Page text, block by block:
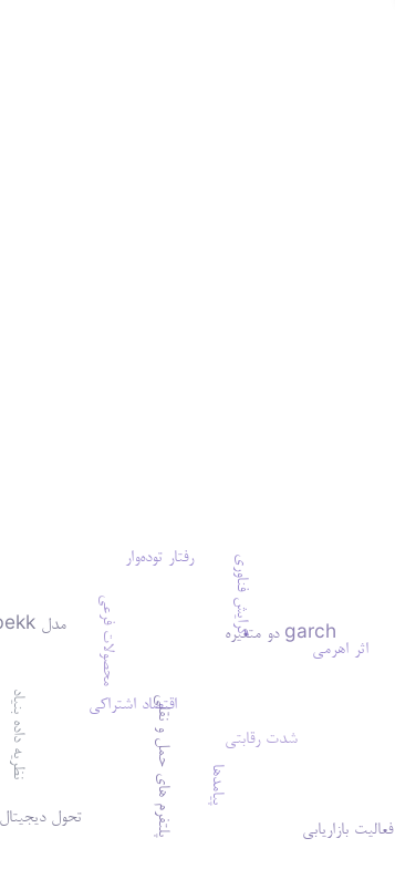
نظریه داده بنیاد اقتصاد اشتراکی
پلتفرم های حمل و نقلی
محصولات فرعی مدل bekk garch دو متغیره
اثر اهرمی
تحول دیجیتال
گرایش فناوری
شدت رقابتی
پیامدها
رفتار توده‌وار
فعالیت بازاریابی